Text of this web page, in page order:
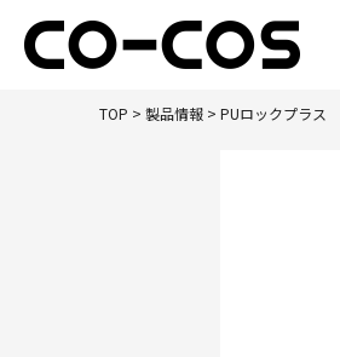
TOP > 製品情報 > PUロックプラス